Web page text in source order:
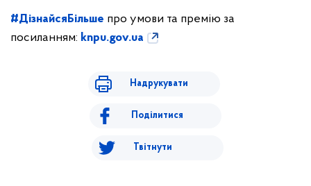
#ДізнайсяБільше про умови та премію за
посиланням: knpu.gov.ua
Надрукувати
Поділитися
Твітнути